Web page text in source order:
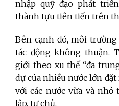
nhập quỹ đạo phát
thành tựu tiên tiến trên
Bên cạnh đó, môi
tác động không thuận.
giới theo xu thế “đa
dự của nhiều nước lớn
với các nước vừa và
lập, tự chủ.